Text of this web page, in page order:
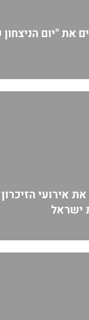
את "יום הניצחון
אירועי